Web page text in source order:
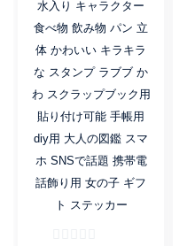
水入り キャラクター
食べ物 飲み物 パン 立
体 かわいい キラキラ
な スタンプ ラブブ か
わ スクラップブック用
貼り付け可能 手帳用
diy用 大人の図鑑 スマ
ホ SNSで話題 携帯電
話飾り用 女の子 ギフ
ト ステッカー